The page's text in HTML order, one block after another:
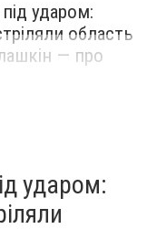
ударом:
область
— про
ударом: